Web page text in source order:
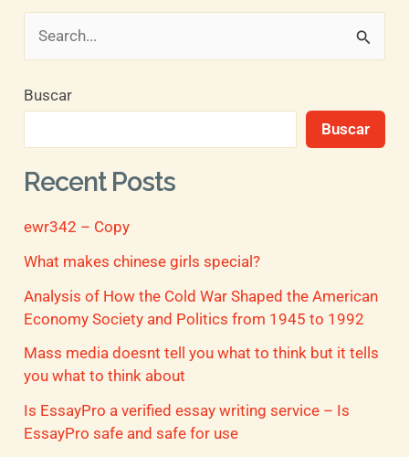
s
r
p
o
r
:
Buscar
Buscar
Recent Posts
ewr342 – Copy
What makes chinese girls special?
Analysis of How the Cold War Shaped the American
Economy Society and Politics from 1945 to 1992
Mass media doesnt tell you what to think but it tells
you what to think about
Is EssayPro a verified essay writing service – Is
EssayPro safe and safe for use